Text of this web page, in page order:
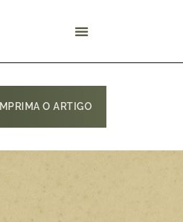
IMPRIMA O ARTIGO